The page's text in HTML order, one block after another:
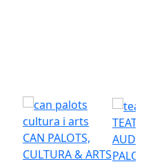
CAN PALOTS,
CULTURA & ARTS